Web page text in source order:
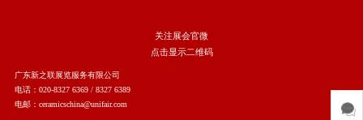
关注展会官微
点击显示二维码
广东新之联展览服务有限公司
电话：020-8327 6369 / 8327 6389
电邮：ceramicschina@unifair.com